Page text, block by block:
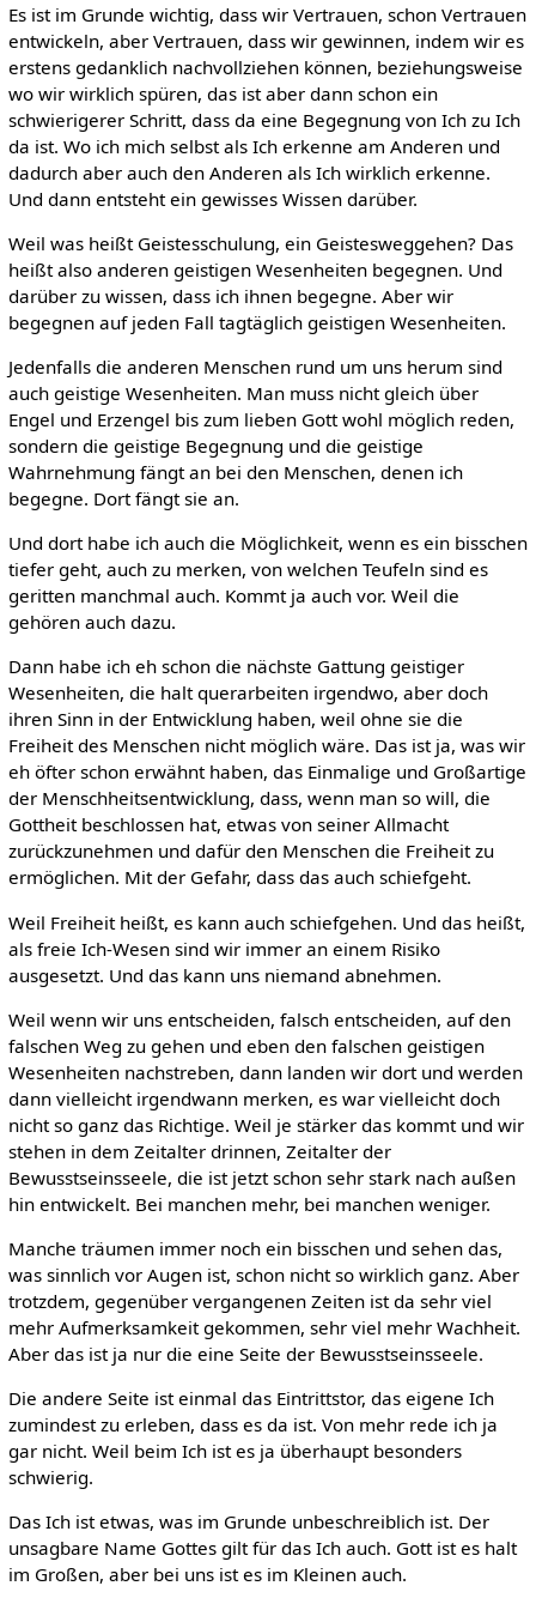
Es ist im Grunde wichtig, dass wir Vertrauen, schon Vertrauen
entwickeln, aber Vertrauen, dass wir gewinnen, indem wir es
erstens gedanklich nachvollziehen können, beziehungsweise
wo wir wirklich spüren, das ist aber dann schon ein
schwierigerer Schritt, dass da eine Begegnung von Ich zu Ich
da ist. Wo ich mich selbst als Ich erkenne am Anderen und
dadurch aber auch den Anderen als Ich wirklich erkenne.
Und dann entsteht ein gewisses Wissen darüber.
Weil was heißt Geistesschulung, ein Geistesweggehen? Das
heißt also anderen geistigen Wesenheiten begegnen. Und
darüber zu wissen, dass ich ihnen begegne. Aber wir
begegnen auf jeden Fall tagtäglich geistigen Wesenheiten.
Jedenfalls die anderen Menschen rund um uns herum sind
auch geistige Wesenheiten. Man muss nicht gleich über
Engel und Erzengel bis zum lieben Gott wohl möglich reden,
sondern die geistige Begegnung und die geistige
Wahrnehmung fängt an bei den Menschen, denen ich
begegne. Dort fängt sie an.
Und dort habe ich auch die Möglichkeit, wenn es ein bisschen
tiefer geht, auch zu merken, von welchen Teufeln sind es
geritten manchmal auch. Kommt ja auch vor. Weil die
gehören auch dazu.
Dann habe ich eh schon die nächste Gattung geistiger
Wesenheiten, die halt querarbeiten irgendwo, aber doch
ihren Sinn in der Entwicklung haben, weil ohne sie die
Freiheit des Menschen nicht möglich wäre. Das ist ja, was wir
eh öfter schon erwähnt haben, das Einmalige und Großartige
der Menschheitsentwicklung, dass, wenn man so will, die
Gottheit beschlossen hat, etwas von seiner Allmacht
zurückzunehmen und dafür den Menschen die Freiheit zu
ermöglichen. Mit der Gefahr, dass das auch schiefgeht.
Weil Freiheit heißt, es kann auch schiefgehen. Und das heißt,
als freie Ich-Wesen sind wir immer an einem Risiko
ausgesetzt. Und das kann uns niemand abnehmen.
Weil wenn wir uns entscheiden, falsch entscheiden, auf den
falschen Weg zu gehen und eben den falschen geistigen
Wesenheiten nachstreben, dann landen wir dort und werden
dann vielleicht irgendwann merken, es war vielleicht doch
nicht so ganz das Richtige. Weil je stärker das kommt und wir
stehen in dem Zeitalter drinnen, Zeitalter der
Bewusstseinsseele, die ist jetzt schon sehr stark nach außen
hin entwickelt. Bei manchen mehr, bei manchen weniger.
Manche träumen immer noch ein bisschen und sehen das,
was sinnlich vor Augen ist, schon nicht so wirklich ganz. Aber
trotzdem, gegenüber vergangenen Zeiten ist da sehr viel
mehr Aufmerksamkeit gekommen, sehr viel mehr Wachheit.
Aber das ist ja nur die eine Seite der Bewusstseinsseele.
Die andere Seite ist einmal das Eintrittstor, das eigene Ich
zumindest zu erleben, dass es da ist. Von mehr rede ich ja
gar nicht. Weil beim Ich ist es ja überhaupt besonders
schwierig.
Das Ich ist etwas, was im Grunde unbeschreiblich ist. Der
unsagbare Name Gottes gilt für das Ich auch. Gott ist es halt
im Großen, aber bei uns ist es im Kleinen auch.